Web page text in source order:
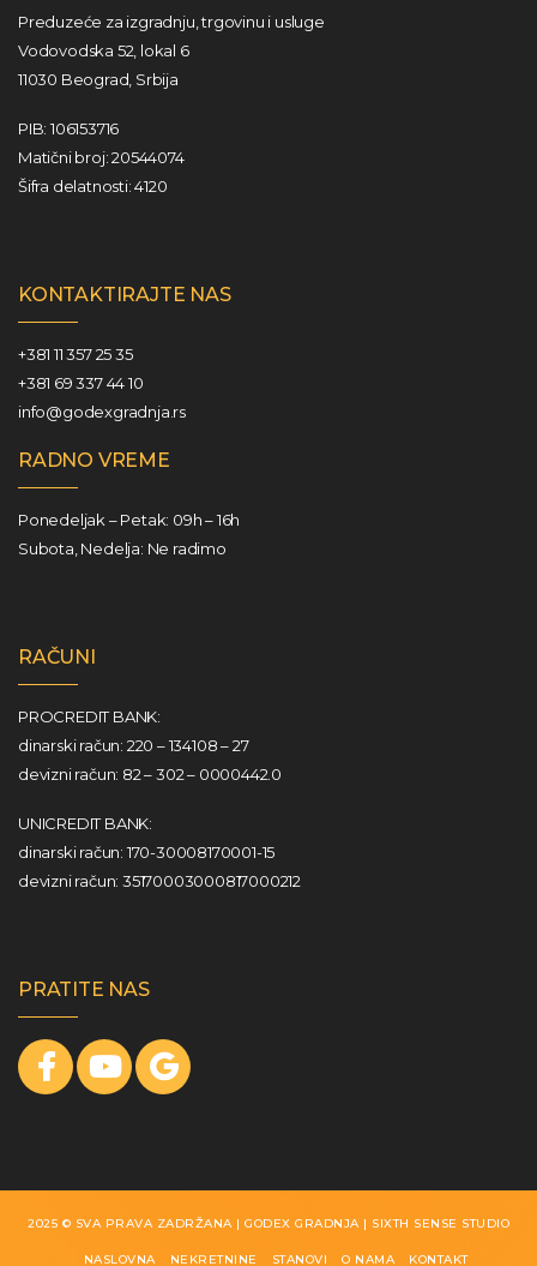
Preduzeće za izgradnju, trgovinu i usluge
Vodovodska 52, lokal 6
11030 Beograd, Srbija
PIB: 106153716
Matični broj: 20544074
Šifra delatnosti: 4120
KONTAKTIRAJTE NAS
+381 11 357 25 35
+381 69 337 44 10
info@godexgradnja.rs
RADNO VREME
Ponedeljak – Petak: 09h – 16h
Subota, Nedelja: Ne radimo
RAČUNI
PROCREDIT BANK:
dinarski račun: 220 – 134108 – 27
devizni račun: 82 – 302 – 0000442.0
UNICREDIT BANK:
dinarski račun: 170-30008170001-15
devizni račun: 35170003000817000212
PRATITE NAS
2025 © SVA PRAVA ZADRŽANA | GODEX GRADNJA | SIXTH SENSE STUDIO
NASLOVNA NEKRETNINE STANOVI O NAMA KONTAKT